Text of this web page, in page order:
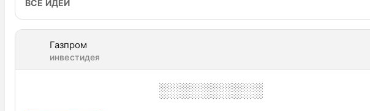
ВСЕ ИДЕИ
Газпром
инвестидея
░░░░░░░░░░